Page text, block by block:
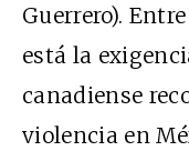
Guerrero).
está la
canadiense
violencia en